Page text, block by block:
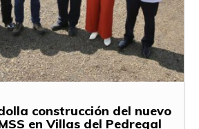
construcción del nuevo
en Villas del Pedregal